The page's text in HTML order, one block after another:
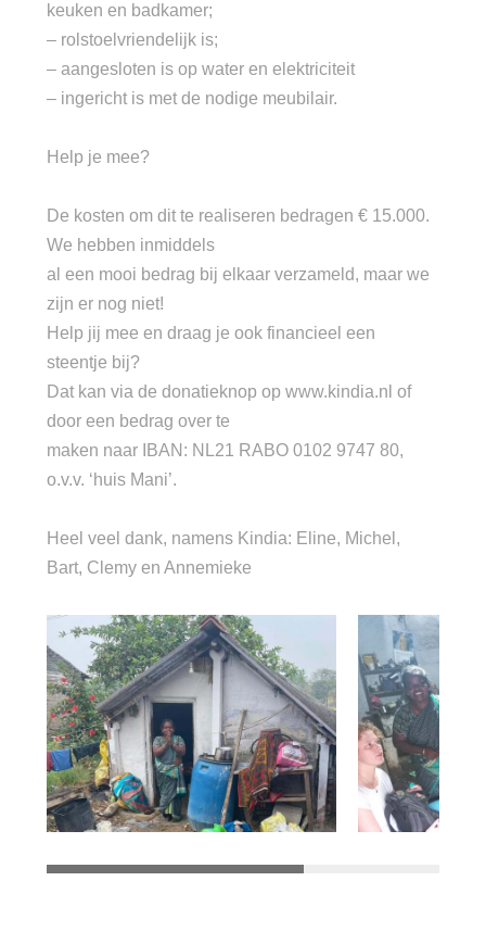
keuken en badkamer;
– rolstoelvriendelijk is;
– aangesloten is op water en elektriciteit
– ingericht is met de nodige meubilair.
Help je mee?
De kosten om dit te realiseren bedragen € 15.000.
We hebben inmiddels
al een mooi bedrag bij elkaar verzameld, maar we
zijn er nog niet!
Help jij mee en draag je ook financieel een
steentje bij?
Dat kan via de donatieknop op www.kindia.nl of
door een bedrag over te
maken naar IBAN: NL21 RABO 0102 9747 80,
o.v.v. ‘huis Mani’.
Heel veel dank, namens Kindia: Eline, Michel,
Bart, Clemy en Annemieke